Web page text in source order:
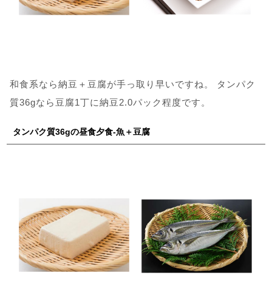
和食系なら納豆＋豆腐が手っ取り早いですね。 タンパク
質36gなら豆腐1丁に納豆2.0パック程度です。
タンパク質36gの昼食夕食-魚＋豆腐